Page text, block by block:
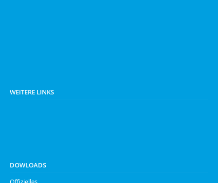
WEITERE LINKS
DOWLOADS